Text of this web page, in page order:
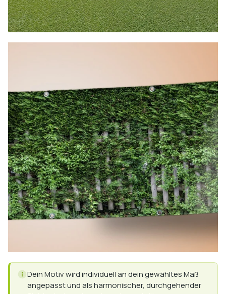
Dein Motiv wird individuell an dein gewähltes Maß
angepasst und als harmonischer, durchgehender